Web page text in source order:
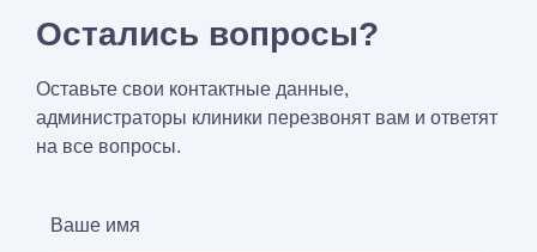
Остались вопросы?
Оставьте свои контактные данные,
администраторы клиники перезвонят вам и ответят
на все вопросы.
Ваше имя